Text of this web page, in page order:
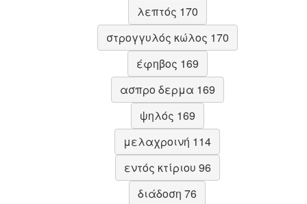
λεπτός 170
στρογγυλός κώλος 170
έφηβος 169
ασπρο δερμα 169
ψηλός 169
μελαχροινή 114
εντός κτίριου 96
διάδοση 76